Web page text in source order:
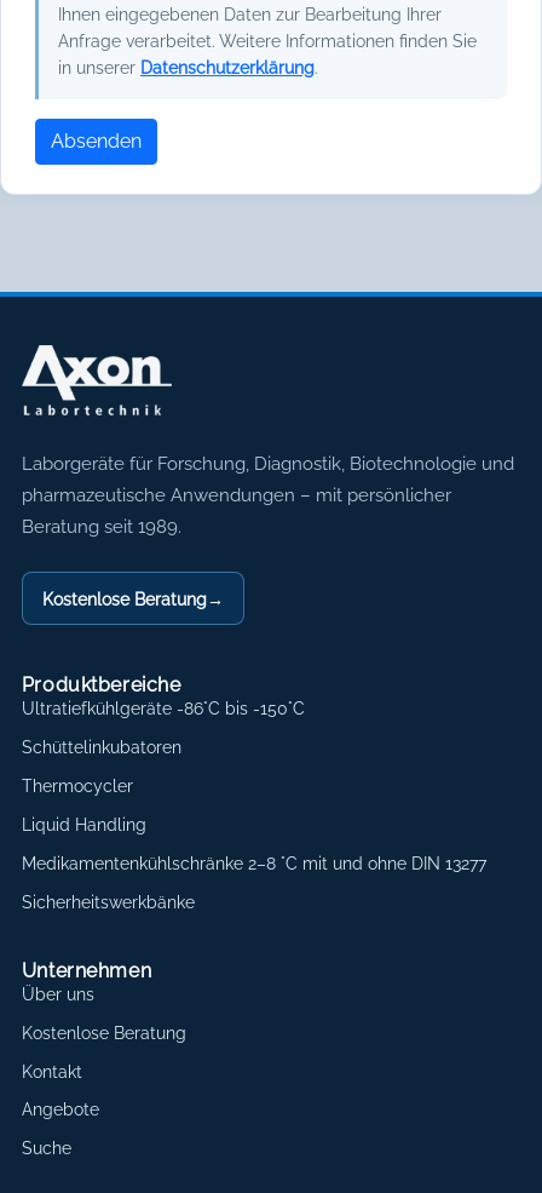
Ihnen eingegebenen Daten zur Bearbeitung Ihrer
Anfrage verarbeitet. Weitere Informationen finden Sie
in unserer Datenschutzerklärung.
Absenden
Axon Labortechnik
Laborgeräte für Forschung, Diagnostik, Biotechnologie und
pharmazeutische Anwendungen – mit persönlicher
Beratung seit 1989.
Kostenlose Beratung→
Produktbereiche
Ultratiefkühlgeräte -86°C bis -150°C
Schüttelinkubatoren
Thermocycler
Liquid Handling
Medikamentenkühlschränke 2–8 °C mit und ohne DIN 13277
Sicherheitswerkbänke
Unternehmen
Über uns
Kostenlose Beratung
Kontakt
Angebote
Suche